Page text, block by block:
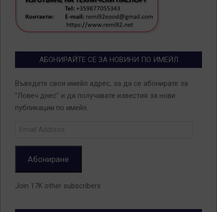
АБОНИРАЙТЕ СЕ ЗА НОВИНИ ПО ИМЕЙЛ
Въведете своя имейл адрес, за да се абонирате за
"Ловеч днес" и да получавате известия за нови
публикации по имейл.
Абониране
Join 17K other subscribers